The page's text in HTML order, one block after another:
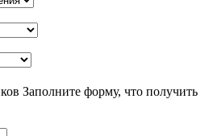
Заполните форму, что получить